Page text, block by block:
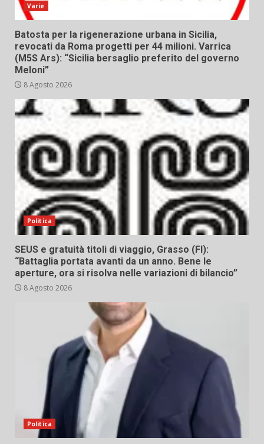
Varie
Batosta per la rigenerazione urbana in Sicilia,
revocati da Roma progetti per 44 milioni. Varrica
(M5S Ars): “Sicilia bersaglio preferito del governo
Meloni”
8 Agosto 2026
Politica
SEUS e gratuità titoli di viaggio, Grasso (FI):
“Battaglia portata avanti da un anno. Bene le
aperture, ora si risolva nelle variazioni di bilancio”
8 Agosto 2026
Politica